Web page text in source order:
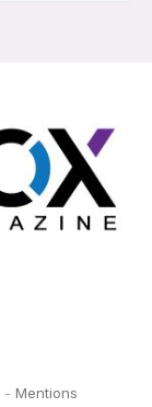
- Mentions